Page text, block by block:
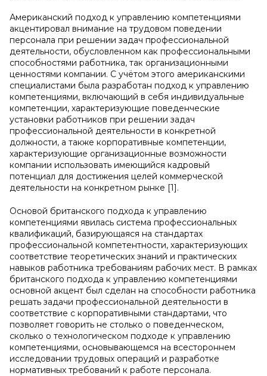
Американский подход к управлению компетенциями
акцентировал внимание на трудовом поведении
персонала при решении задач профессиональной
деятельности, обусловленном как профессиональными
способностями работника, так организационными
ценностями компании. С учётом этого американскими
специалистами была разработан подход к управлению
компетенциями, включающий в себя индивидуальные
компетенции, характеризующие поведенческие
установки работников при решении задач
профессиональной деятельности в конкретной
должности, а также корпоративные компетенции,
характеризующие организационные возможности
компании использовать имеющийся кадровый
потенциал для достижения целей коммерческой
деятельности на конкретном рынке [1].
Основой британского подхода к управлению
компетенциями явилась система профессиональных
квалификаций, базирующаяся на стандартах
профессиональной компетентности, характеризующих
соответствие теоретических знаний и практических
навыков работника требованиям рабочих мест. В рамках
британского подхода к управлению компетенциями
основной акцент был сделан на способности работника
решать задачи профессиональной деятельности в
соответствие с корпоративными стандартами, что
позволяет говорить не столько о поведенческом,
сколько о технологическом подходе к управлению
компетенциями, основывающемся на всестороннем
исследовании трудовых операций и разработке
нормативных требований к работе персонала.